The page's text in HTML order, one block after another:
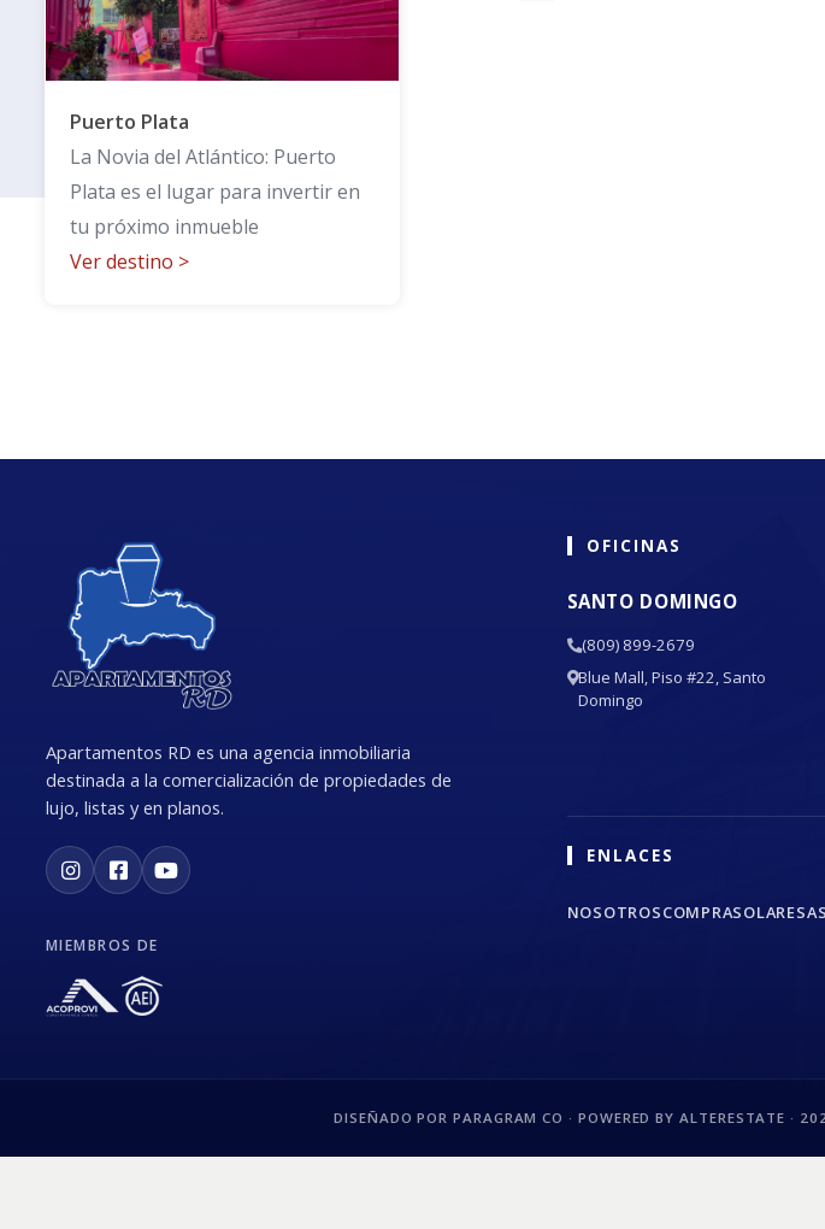
Puerto Plata
La Novia del Atlántico: Puerto
Plata es el lugar para invertir en
tu próximo inmueble
Ver destino >
Apartamentos RD es una agencia inmobiliaria
destinada a la comercialización de propiedades de
lujo, listas y en planos.
MIEMBROS DE
OFICINAS
SANTO DOMINGO
(809) 899-2679
Blue Mall, Piso #22, Santo
Domingo
ENLACES
NOSOTROSCOMPRASOLARES
DISEÑADO POR PARAGRAM CO · POWERED BY ALTERESTATE ·